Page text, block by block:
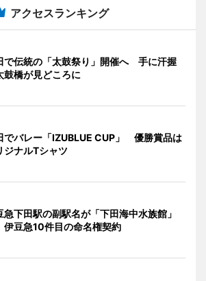
アクセスランキング
で伝統の「太鼓祭り」開催へ 手に汗握
鼓橋が見どころに
でバレー「IZUBLUE CUP」 優勝賞品は
ジナルTシャツ
急下田駅の副駅名が「下田海中水族館」
豆急10件目の命名権契約